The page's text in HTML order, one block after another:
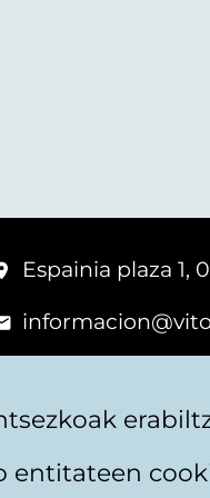
Espainia plaza 1,
entitateen